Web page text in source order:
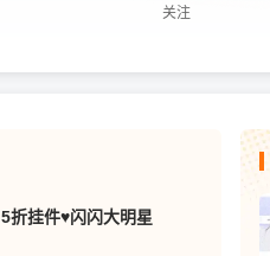
关注
5折挂件♥闪闪大明星